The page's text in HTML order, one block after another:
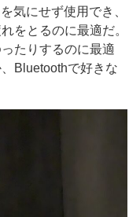
気にせず使用でき、
をとるのに最適だ。
たりするのに最適
Bluetoothで好きな